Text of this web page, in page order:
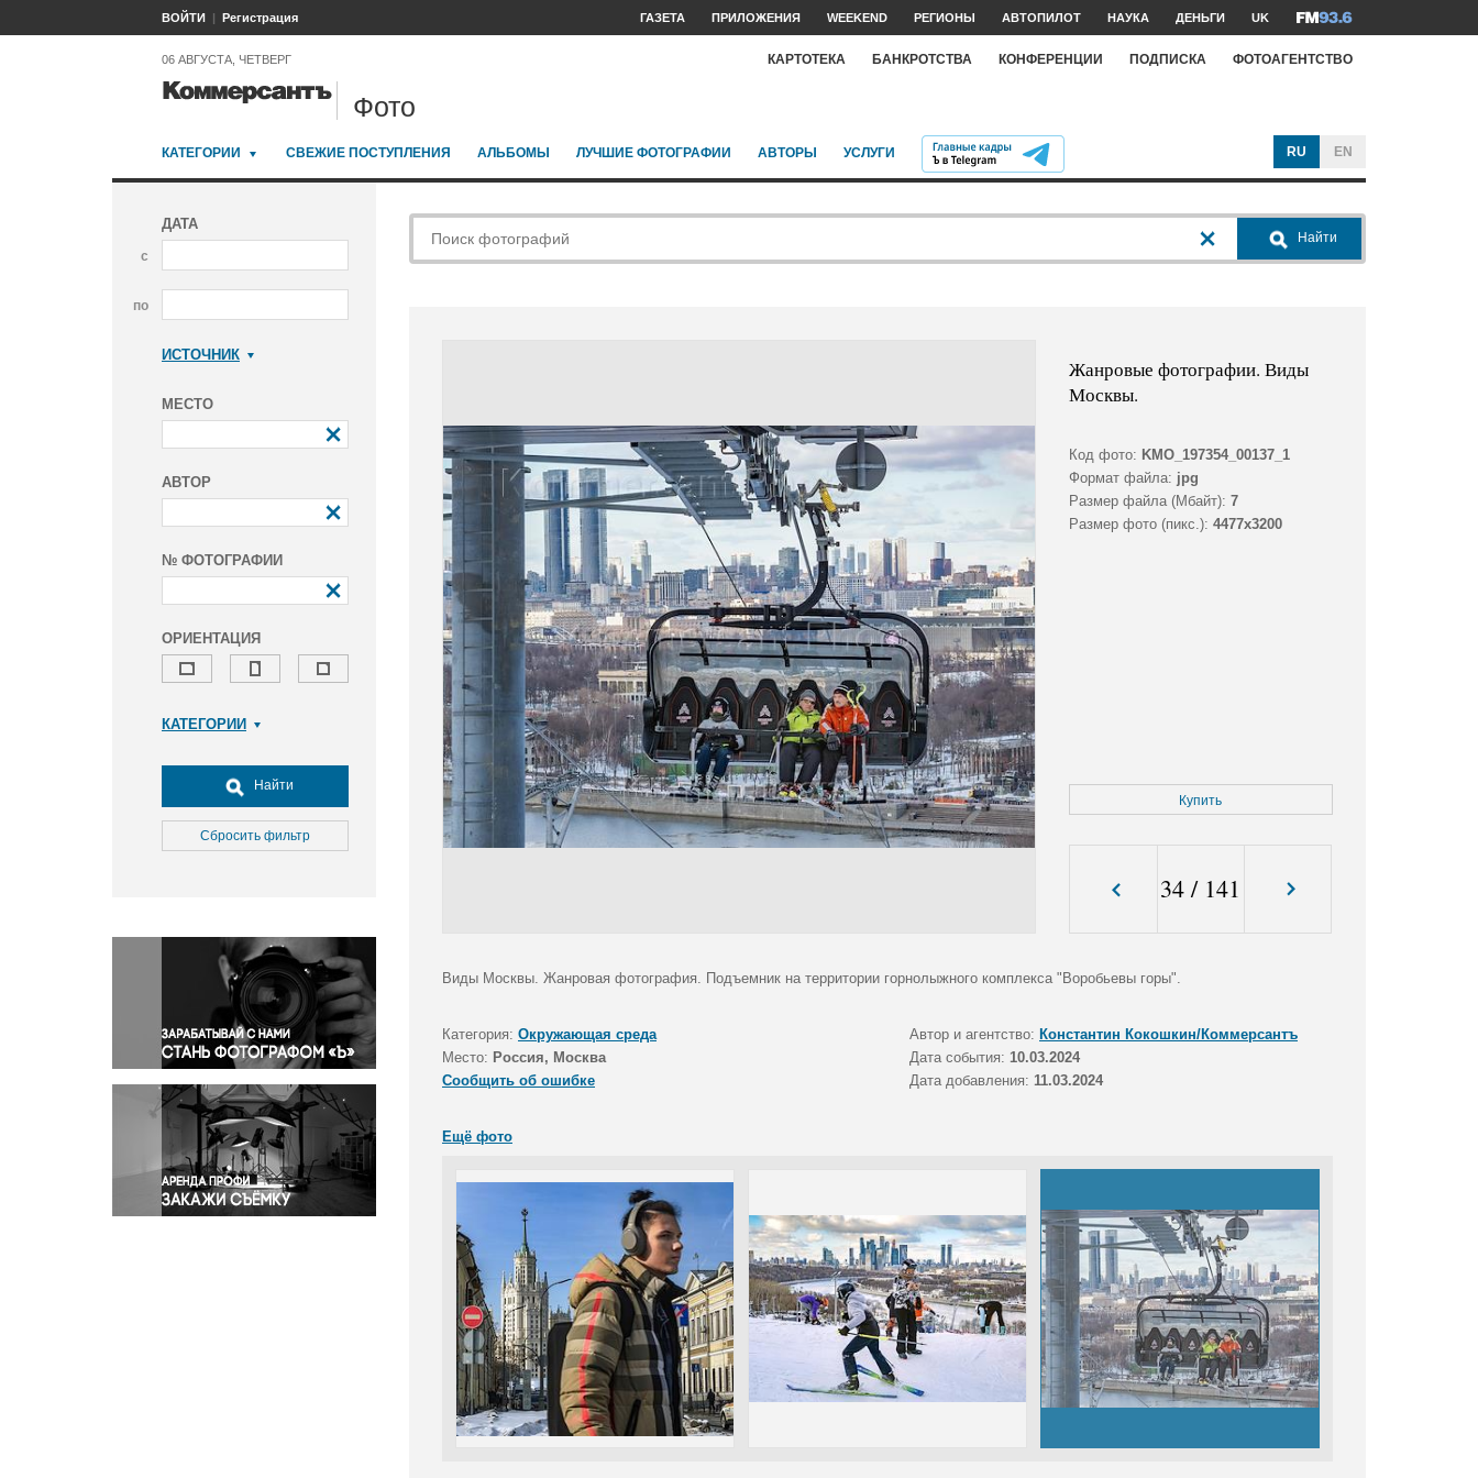
ВОЙТИ Регистрация ГАЗЕТА ПРИЛОЖЕНИЯ WEEKEND РЕГИОНЫ АВТОПИЛОТ НАУКА ДЕНЬГИ UK
06 АВГУСТА, ЧЕТВЕРГ КАРТОТЕКА БАНКРОТСТВА КОНФЕРЕНЦИИ ПОДПИСКА ФОТОАГЕНТСТВО
Фото
КАТЕГОРИИ СВЕЖИЕ ПОСТУПЛЕНИЯ АЛЬБОМЫ ЛУЧШИЕ ФОТОГРАФИИ АВТОРЫ УСЛУГИ RU EN
ДАТА
с
по
ИСТОЧНИК
МЕСТО
АВТОР
№ ФОТОГРАФИИ
ОРИЕНТАЦИЯ
КАТЕГОРИИ
Досуг, туризм и отдых
Культура
Медицина
Окружающая среда
Политика
Правосудие
Происшествия и конфликты
Религия
Светская жизнь
Спорт
Экология
Экономика и бизнес
Найти
Сбросить фильтр
Найти
Жанровые фотографии. Виды
Москвы.
Код фото: KMO_197354_00137_1
Формат файла: jpg
Размер файла (Мбайт): 7
Размер фото (пикс.): 4477x3200
Купить
34 / 141
Виды Москвы. Жанровая фотография. Подъемник на территории горнолыжного комплекса "Воробьевы горы".
Категория: Окружающая среда Автор и агентство: Константин Кокошкин/Коммерсантъ
Место: Россия, Москва Дата события: 10.03.2024
Сообщить об ошибке
Дата добавления: 11.03.2024
Ещё фото